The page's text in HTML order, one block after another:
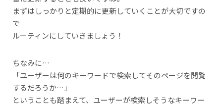
まずはしっかりと定期的に更新していくことが大切ですの
で
ルーティンにしていきましょう！
ちなみに…
「ユーザーは何のキーワードで検索してそのページを閲覧
するだろうか…」
ということも踏まえて、ユーザーが検索しそうなキーワー